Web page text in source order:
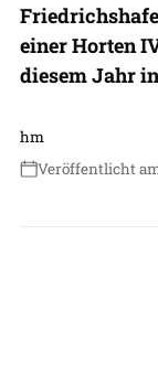
einer Horten
diesem Jahr
hm
Veröffentlicht